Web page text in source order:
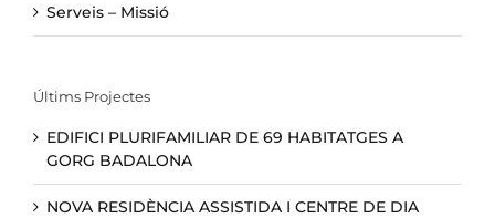
Serveis – Missió
Últims Projectes
EDIFICI PLURIFAMILIAR DE 69 HABITATGES A
GORG BADALONA
NOVA RESIDÈNCIA ASSISTIDA I CENTRE DE DIA